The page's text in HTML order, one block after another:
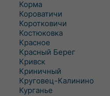
Корма
Короватичи
Коротковичи
Костюковка
Красное
Красный Берег
Кривск
Криничный
Круговец-Калинино
Курганье